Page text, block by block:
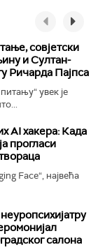
совјетски
и Султан-
Ричарда Пајпса
увек је
AI хакера: Када
прогласи
Face“, највећа
салона